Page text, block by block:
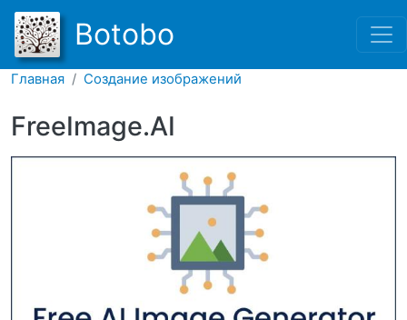
Перейти к основному
Botobo
Главная Создание изображений
FreeImage.AI